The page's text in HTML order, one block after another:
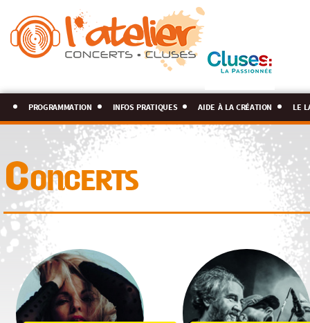
programmation infos pratiques aide à la création le
Concerts